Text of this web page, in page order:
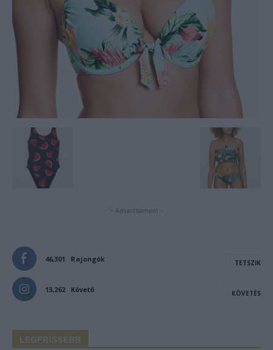
- Advertisement -
46,301 Rajongók TETSZIK
13,262 Követő KÖVETÉS
LEGFRISSEBB